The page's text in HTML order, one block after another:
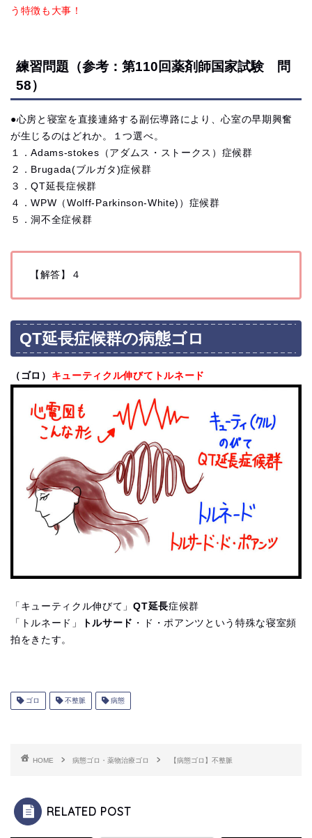
う特徴も大事！
練習問題（参考：第110回薬剤師国家試験 問
58）
●心房と寝室を直接連絡する副伝導路により、心室の早期興奮
が生じるのはどれか。１つ選べ。
１．Adams-stokes（アダムス・ストークス）症候群
２．Brugada(ブルガタ)症候群
３．QT延長症候群
４．WPW（Wolff-Parkinson-White)） 症候群
５．洞不全症候群
【解答】４
QT延長症候群の病態ゴロ
（ゴロ） キューティクル伸びてトルネード
「キューティクル伸びて」QT延長症候群
「トルネード」
トルサード ・ド・ポアンツという特殊な寝室頻
拍をきたす。
ゴロ 不整脈 病態
HOME 病態ゴロ・薬物治療ゴロ 【病態ゴロ】不整脈
RELATED POST